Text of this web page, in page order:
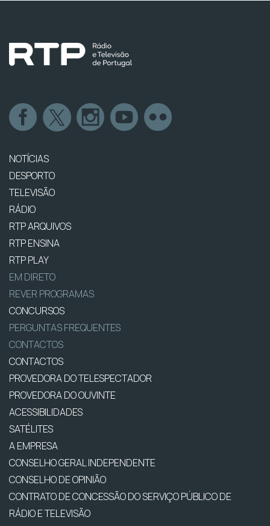
NOTÍCIAS
DESPORTO
TELEVISÃO
RÁDIO
RTP ARQUIVOS
RTP ENSINA
RTP PLAY
EM DIRETO
REVER PROGRAMAS
CONCURSOS
PERGUNTAS FREQUENTES
CONTACTOS
CONTACTOS
PROVEDORA DO TELESPECTADOR
PROVEDORA DO OUVINTE
ACESSIBILIDADES
SATÉLITES
A EMPRESA
CONSELHO GERAL INDEPENDENTE
CONSELHO DE OPINIÃO
CONTRATO DE CONCESSÃO DO SERVIÇO PÚBLICO DE
RÁDIO E TELEVISÃO